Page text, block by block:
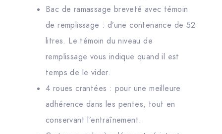
Bac de ramassage breveté avec témoin
de remplissage : d’une contenance de 52
litres. Le témoin du niveau de
remplissage vous indique quand il est
temps de le vider.
4 roues crantées : pour une meilleure
adhérence dans les pentes, tout en
conservant l’entraînement.